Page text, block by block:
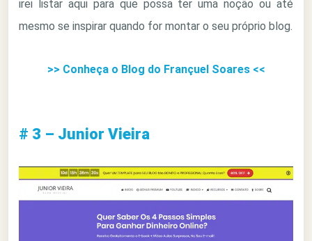
irei listar aqui para que possa ter uma noção ou até
mesmo se inspirar quando for montar o seu próprio blog.
>> Conheça o Blog do Françuel Soares <<
# 3 – Junior Vieira